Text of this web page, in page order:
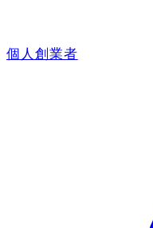
個人創業者